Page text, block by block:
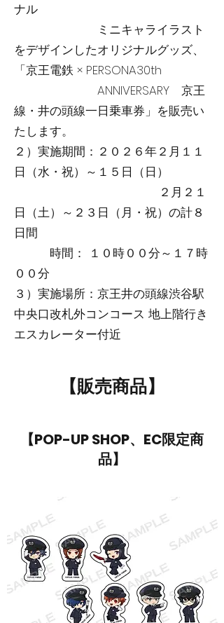
ナル
ミニキャライラスト
をデザインしたオリジナルグッズ、
「京王電鉄 × PERSONA30th
ANNIVERSARY 京王
線・井の頭線一日乗車券」を販売い
たします。
２）実施期間：２０２６年２月１１
日（水・祝）～１５日（日）
２月２１
日（土）～２３日（月・祝）の計８
日間
時間： １０時００分～１７時
００分
３）実施場所：京王井の頭線渋谷駅
中央口改札外コンコース 地上階行き
エスカレーター付近
【販売商品】
【POP-UP SHOP、EC限定商
品】